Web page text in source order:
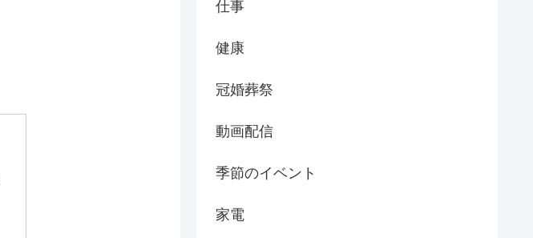
仕事
健康
冠婚葬祭
動画配信
季節のイベント
家電